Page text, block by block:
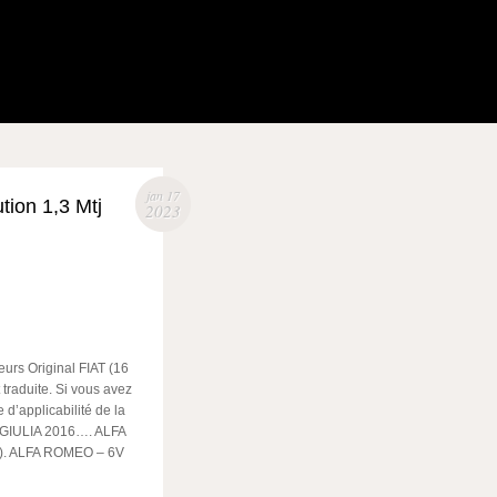
jan 17
2023
1,3 Mtj
Original FIAT (16
Si vous avez
d’applicabilité de la
2016…. ALFA
ALFA ROMEO – 6V